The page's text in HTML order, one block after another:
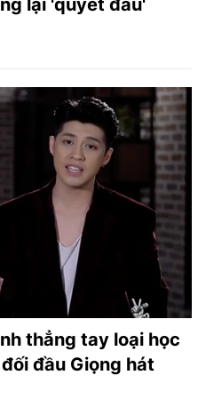
lại 'quyết đấu'
thẳng tay loại học
đầu Giọng hát